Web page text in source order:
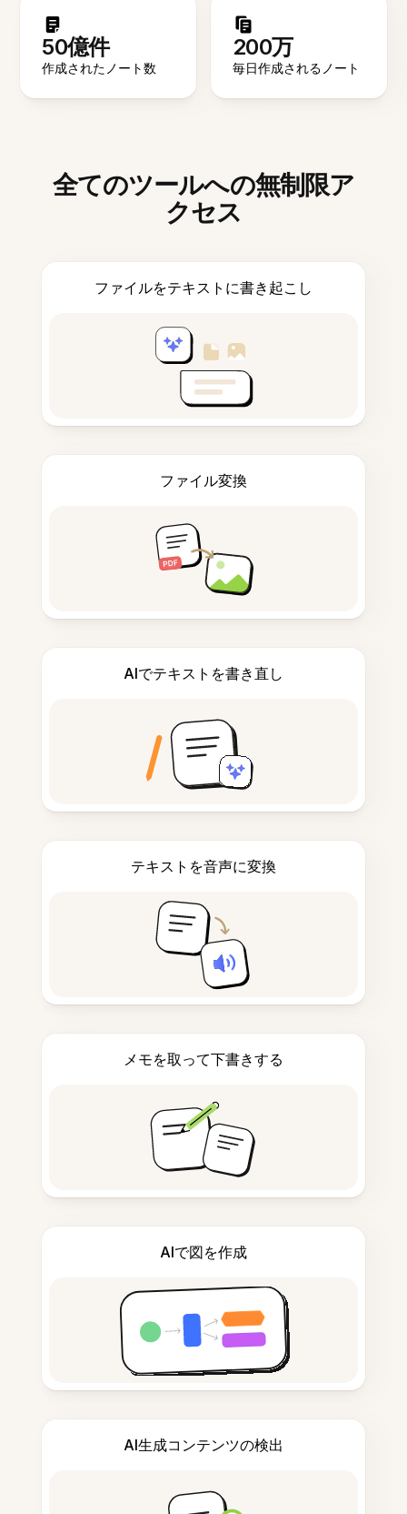
50億件
作成されたノート数
200万
毎日作成されるノート
全てのツールへの無制限ア
クセス
ファイルをテキストに書き起こし
ファイル変換
AIでテキストを書き直し
テキストを音声に変換
メモを取って下書きする
AIで図を作成
AI生成コンテンツの検出